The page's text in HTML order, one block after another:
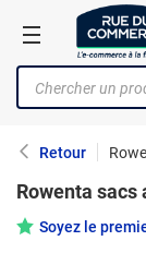
Retour
Rowenta
Soyez le